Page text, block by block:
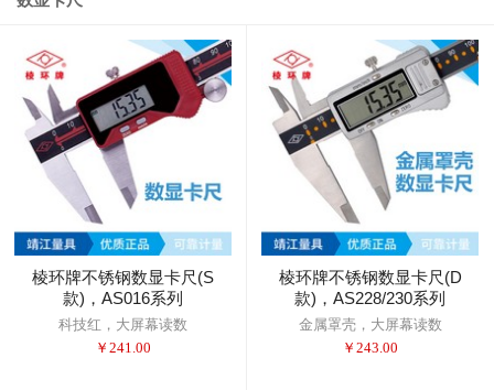
棱环牌不锈钢数显卡尺(S
款)，AS016系列
科技红，大屏幕读数
￥ 241.00
棱环牌不锈钢数显卡尺(D
款)，AS228/230系列
金属罩壳，大屏幕读数
￥ 243.00